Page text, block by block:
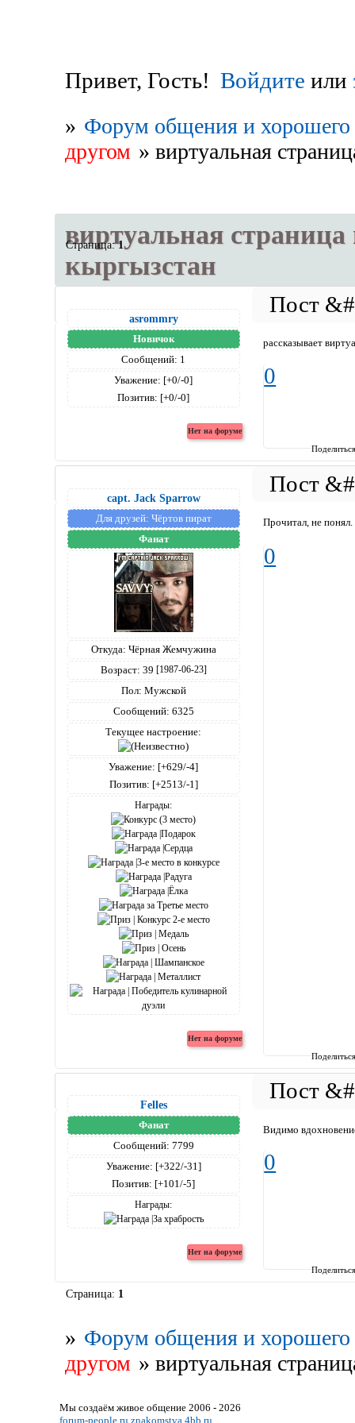
Привет, Гость! Войдите или
» Форум общения и хорошего
другом » виртуальная
виртуальная
кыргызстан
Страница:1
asrommry
Новичок
Сообщений: 1
Уважение: [+0/-0]
Позитив: [+0/-0]
рассказывает
0
capt. Jack Sparrow
Для друзей: Чёртов пират
Фанат
Откуда: Чёрная Жемчужина
Возраст: 39 [1987-06-23]
Пол: Мужской
Сообщений: 6325
Текущее настроение:
Уважение: [+629/-4]
Позитив: [+2513/-1]
Награды:
Прочитал, не
0
Felles
Фанат
Сообщений: 7799
Уважение: [+322/-31]
Позитив: [+101/-5]
Награды:
Видимо
0
Страница: 1
» Форум общения и хорошего
другом » виртуальная
Мы создаём живое общение 2006 - 2026
forum-people.ru znakomstva.4bb.ru